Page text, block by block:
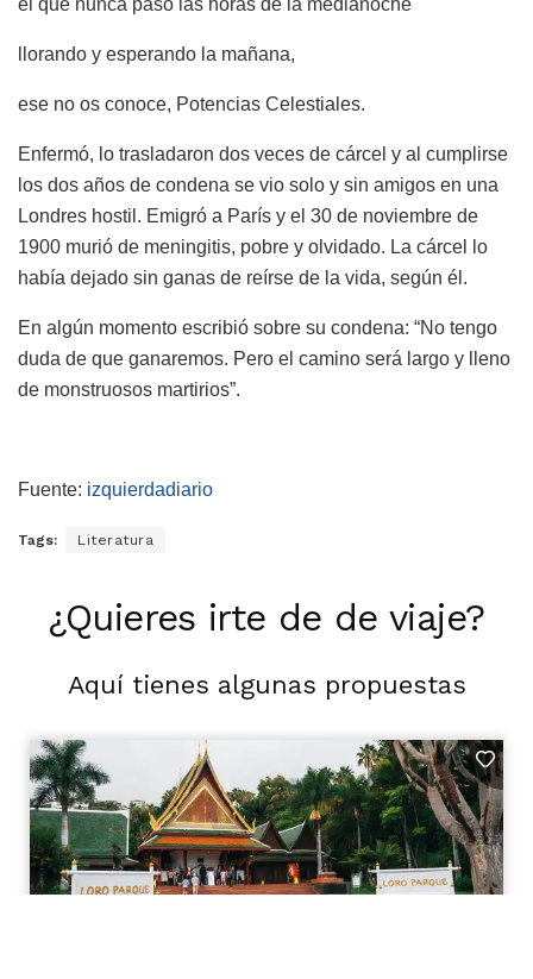
llorando y esperando la mañana,
ese no os conoce, Potencias Celestiales.
Enfermó, lo trasladaron dos veces de cárcel y al cumplirse
los dos años de condena se vio solo y sin amigos en una
Londres hostil. Emigró a París y el 30 de noviembre de
1900 murió de meningitis, pobre y olvidado. La cárcel lo
había dejado sin ganas de reírse de la vida, según él.
En algún momento escribió sobre su condena: “No tengo
duda de que ganaremos. Pero el camino será largo y lleno
de monstruosos martirios”.
Fuente: izquierdadiario
Tags: Literatura
¿Quieres irte de de viaje?
Aquí tienes algunas propuestas